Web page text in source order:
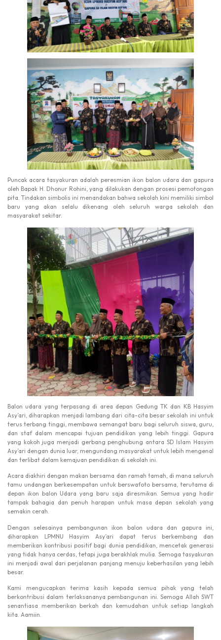
Puncak acara tasyakuran adalah peresmian ikon balon udara dan gapura
oleh Bapak H. Dhonur Rohini, yang dilakukan dengan prosesi pemotongan
pita. Tindakan simbolis ini menandakan bahwa sekolah kini memiliki simbol
baru yang akan selalu dikenang oleh seluruh warga sekolah dan
masyarakat sekitar.
Balon udara yang terpasang di area depan Gedung TK dan KB Hasyim
Asy’ari, diharapkan menjadi lambang dari cita-cita besar sekolah ini untuk
terus terbang tinggi, membawa semangat baru bagi seluruh siswa, guru,
dan staf dalam mencapai tujuan pendidikan yang lebih tinggi. Gapura
yang kokoh juga menjadi gerbang penghubung antara SD Islam Hasyim
Asy’ari dengan dunia luar, mengundang masyarakat untuk lebih mengenal
dan terlibat dalam kemajuan pendidikan di sekolah ini.
Acara diakhiri dengan makan bersama dan ramah tamah, di mana seluruh
tamu undangan berkesempatan untuk berswafoto bersama, terutama di
depan ikon balon Udara yang baru saja diresmikan. Semua yang hadir
tampak bahagia dan penuh harapan untuk masa depan sekolah yang
semakin cerah.
Dengan selesainya pembangunan ikon balon udara dan gapura ini,
diharapkan LPMNU Hasyim Asy’ari dapat terus berkembang dan
memberikan kontribusi positif bagi dunia pendidikan, mencetak generasi
yang tidak hanya cerdas, tetapi juga berakhlak mulia. Semoga tasyakuran
ini menjadi awal dari perjalanan panjang menuju keberhasilan yang lebih
besar.
Kami mengucapkan terima kasih kepada semua pihak yang telah
berkontribusi dalam terlaksananya pembangunan ini. Semoga Allah SWT
senantiasa memberikan berkah dan kemudahan untuk setiap langkah
kita. Aamiin.